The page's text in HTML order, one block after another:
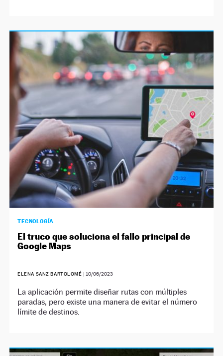
TECNOLOGÍA
El truco que soluciona el fallo principal de
Google Maps
ELENA SANZ BARTOLOMÉ | 10/06/2023
La aplicación permite diseñar rutas con múltiples
paradas, pero existe una manera de evitar el número
límite de destinos.